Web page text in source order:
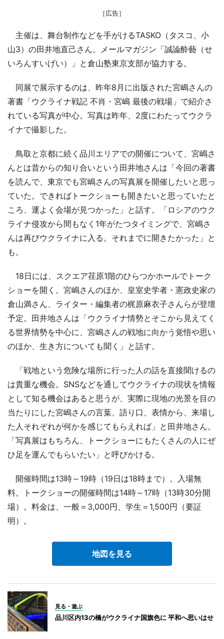
［広告］
主催は、舞台制作などを手がけるTASKO（タスコ、小
山3）の田井地直己さん。メールマガジン「誠論酔藝（せ
いろんすいげい）」と倉山塾東京支部が協力する。
同展で展示するのは、昨年8月に出版された宮嶋さんの
著書「ウクライナ戦記 不肖・宮嶋 最後の戦場」で紹介さ
れている写真が中心。写真は昨年、2度にわたってウクラ
イナで撮影した。
鳥取と京都に続く品川エリアでの開催について、宮嶋さ
んとは昔からの知り合いという田井地さんは「今回の著書
を読んで、東京でも宮嶋さんの写真展を開催したいと思っ
ていた。できればトークショーも開きたいと思っていたと
ころ、運よく会場が見つかった」と話す。「ロシアのウク
ライナ侵攻から間もなく1年がたつタイミングで、宮嶋さ
んは再びウクライナに入る。それまでに開きたかった」と
も。
18日には、スクエア荏原1階のひらつかホールでトーク
ショーを開く。宮嶋さんのほか、皇室史学者・憲政史家の
倉山満さん、ライター・編集者の梶原麻衣子さんらが登壇
予定。田井地さんは「ウクライナ情勢とそこから見えてく
る世界情勢を中心に、宮嶋さんの戦地に向かう覚悟や思い
のほか、生き方についても聞く」と話す。
「戦地という危険な場所に行った人の話を直接聞けるの
は貴重な機会。SNSなどを通してウクライナの現状を情報
として知る機会はあると思うが、実際に現地の光景を目の
当たりにした宮嶋さんの言葉、語り口、表情から、来場し
た人それぞれが何かを感じてもらえれば」と田井地さん。
「写真展はもちろん、トークショーにもたくさんの人にぜ
ひ足を運んでもらいたい」と呼びかける。
開催時間は13時～19時（19日は18時まで）。入場無
料。トークショーの開催時間は14時～17時（13時30分開
場）。料金は、一般＝3,000円、学生＝1,500円（要証
明）。
地図を見る
見る・遊ぶ
品川区内13の橋がウクライナ国旗色に 平和へ思いはせ